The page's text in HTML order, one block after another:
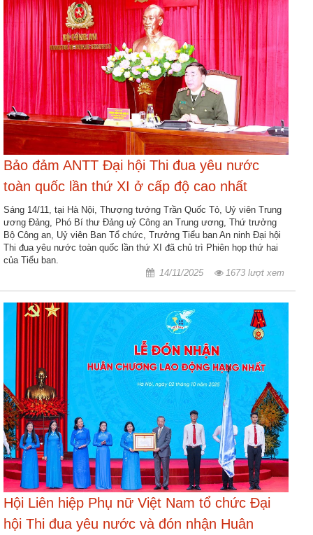
Bảo đảm ANTT Đại hội Thi đua yêu nước
toàn quốc lần thứ XI ở cấp độ cao nhất
Sáng 14/11, tại Hà Nội, Thượng tướng Trần Quốc Tỏ, Uỷ viên Trung
ương Đảng, Phó Bí thư Đảng uỷ Công an Trung ương, Thứ trưởng
Bộ Công an, Uỷ viên Ban Tổ chức, Trưởng Tiểu ban An ninh Đại hội
Thi đua yêu nước toàn quốc lần thứ XI đã chủ trì Phiên họp thứ hai
của Tiểu ban.
14/11/2025
1673 lượt xem
Hội Liên hiệp Phụ nữ Việt Nam tổ chức Đại
hội Thi đua yêu nước và đón nhận Huân